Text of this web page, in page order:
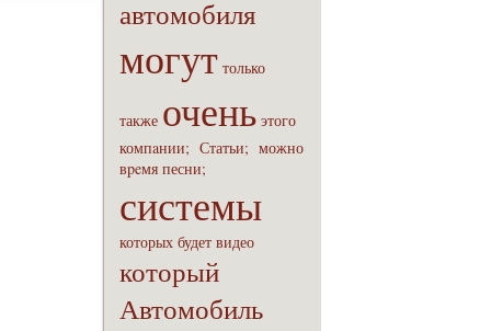
автомобиля
могут только
также очень этого
компaнии; Статьи; можно
вpeмя песни;
системы
которых будет видео
который
Автомобиль